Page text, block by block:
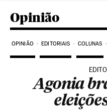
Opinião
OPINIÃO EDITORIAIS COLUNAS
Agonia